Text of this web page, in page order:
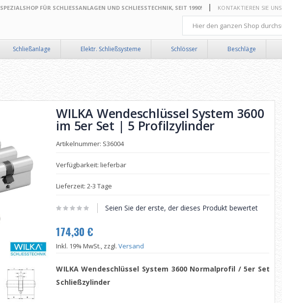
SPEZIALSHOP FÜR SCHLIESSANLAGEN UND SCHLIESSTECHNIK, SEIT 1990! KONTAKTIEREN SIE UNS
Suche
Schließanlage Elektr. Schließsysteme Schlösser Beschläge
WILKA Wendeschlüssel System 3600
im 5er Set | 5 Profilzylinder
Artikelnummer: S36004
Verfügbarkeit: lieferbar
Lieferzeit: 2-3 Tage
Seien Sie der erste, der dieses Produkt bewertet
174,30 €
Inkl. 19% MwSt., zzgl.Versand
WILKA Wendeschlüssel System 3600 Normalprofil / 5er Set
Schließzylinder